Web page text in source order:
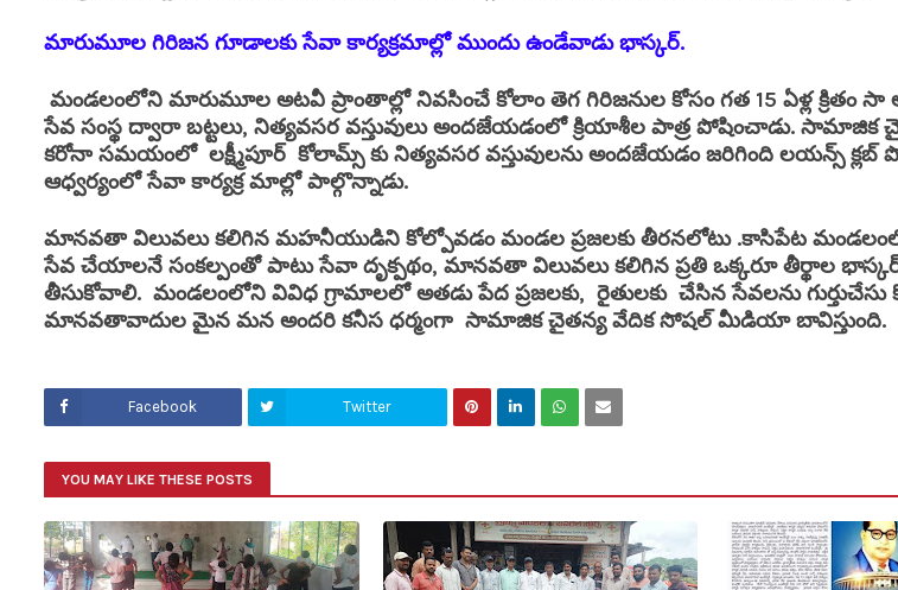
మారుమూల గిరిజన గూడాలకు సేవా కార్యక్రమాల్లో ముందు ఉండేవాడు భాస్కర్.
మండలంలోని మారుమూల అటవీ ప్రాంతాల్లో నివసించే కోలాం తెగ గిరిజనుల కోసం గత 15 ఏళ్ల క్రితం సా
సేవ సంస్థ ద్వారా బట్టలు, నిత్యవసర వస్తువులు అందజేయడంలో క్రియాశీల పాత్ర పోషించాడు. సామాజిక
కరోనా సమయంలో లక్ష్మీపూర్ కోలామ్స్ కు నిత్యవసర వస్తువులను అందజేయడం జరిగింది లయన్స్ క్లబ్
ఆధ్వర్యంలో సేవా కార్యక్ర మాల్లో పాల్గొన్నాడు.
మానవతా విలువలు కలిగిన మహనీయుడిని కోల్పోవడం మండల ప్రజలకు తీరనలోటు .కాసిపేట మండలంలో
సేవ చేయాలనే సంకల్పంతో పాటు సేవా దృక్పథం, మానవతా విలువలు కలిగిన ప్రతి ఒక్కరూ తీర్థాల
తీసుకోవాలి. మండలంలోని వివిధ గ్రామాలలో అతడు పేద ప్రజలకు, రైతులకు చేసిన సేవలను గుర్తుచేసు
మానవతావాదుల మైన మన అందరి కనీస ధర్మంగా సామాజిక చైతన్య వేదిక సోషల్ మీడియా బావిస్తుంది.
Facebook Twitter
YOU MAY LIKE THESE POSTS